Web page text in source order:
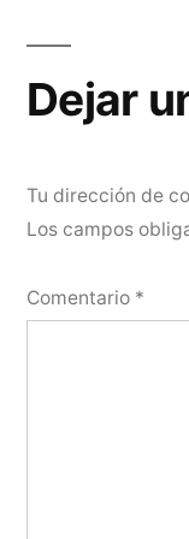
entradas
Dejar
Tu dirección de
Los campos
Comentario *